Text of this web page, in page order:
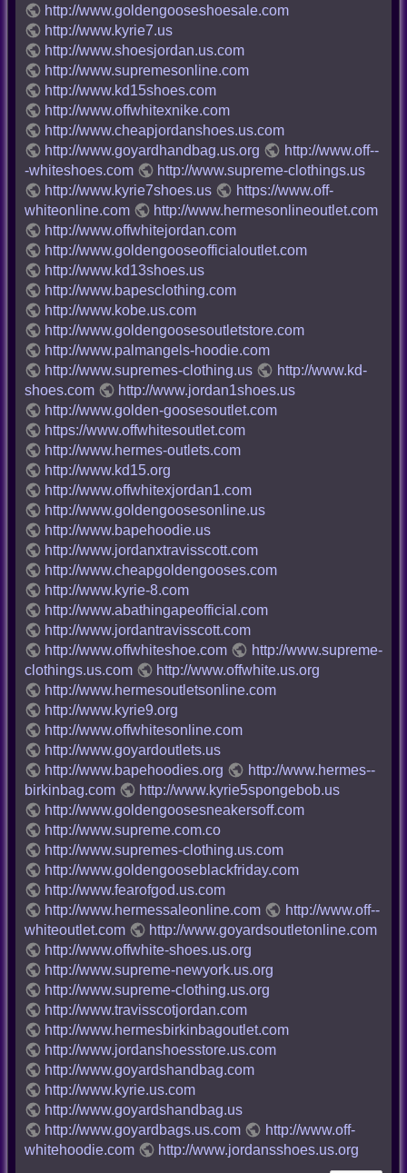
http://www.goldengooseshoesale.com
http://www.kyrie7.us
http://www.shoesjordan.us.com
http://www.supremesonline.com
http://www.kd15shoes.com
http://www.offwhitexnike.com
http://www.cheapjordanshoes.us.com
http://www.goyardhandbag.us.org
http://www.off--
-whiteshoes.com
http://www.supreme-clothings.us
http://www.kyrie7shoes.us
https://www.off-
whiteonline.com
http://www.hermesonlineoutlet.com
http://www.offwhitejordan.com
http://www.goldengooseofficialoutlet.com
http://www.kd13shoes.us
http://www.bapesclothing.com
http://www.kobe.us.com
http://www.goldengoosesoutletstore.com
http://www.palmangels-hoodie.com
http://www.supremes-clothing.us
http://www.kd-
shoes.com
http://www.jordan1shoes.us
http://www.golden-goosesoutlet.com
https://www.offwhitesoutlet.com
http://www.hermes-outlets.com
http://www.kd15.org
http://www.offwhitexjordan1.com
http://www.goldengoosesonline.us
http://www.bapehoodie.us
http://www.jordanxtravisscott.com
http://www.cheapgoldengooses.com
http://www.kyrie-8.com
http://www.abathingapeofficial.com
http://www.jordantravisscott.com
http://www.offwhiteshoe.com
http://www.supreme-
clothings.us.com
http://www.offwhite.us.org
http://www.hermesoutletsonline.com
http://www.kyrie9.org
http://www.offwhitesonline.com
http://www.goyardoutlets.us
http://www.bapehoodies.org
http://www.hermes--
birkinbag.com
http://www.kyrie5spongebob.us
http://www.goldengoosesneakersoff.com
http://www.supreme.com.co
http://www.supremes-clothing.us.com
http://www.goldengooseblackfriday.com
http://www.fearofgod.us.com
http://www.hermessaleonline.com
http://www.off--
whiteoutlet.com
http://www.goyardsoutletonline.com
http://www.offwhite-shoes.us.org
http://www.supreme-newyork.us.org
http://www.supreme-clothing.us.org
http://www.travisscotjordan.com
http://www.hermesbirkinbagoutlet.com
http://www.jordanshoesstore.us.com
http://www.goyardshandbag.com
http://www.kyrie.us.com
http://www.goyardshandbag.us
http://www.goyardbags.us.com
http://www.off-
whitehoodie.com
http://www.jordansshoes.us.org